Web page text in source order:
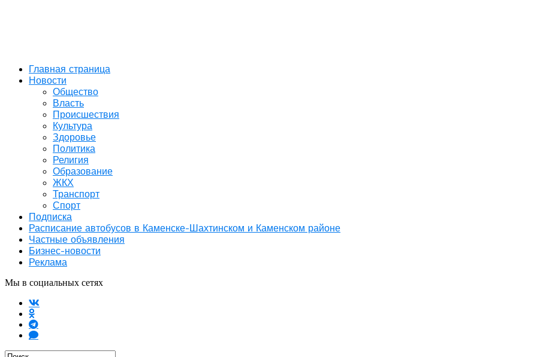
Главная страница
Новости
Общество
Власть
Происшествия
Культура
Здоровье
Политика
Религия
Образование
ЖКХ
Транспорт
Спорт
Подписка
Расписание автобусов в Каменске-Шахтинском и Каменском районе
Частные объявления
Бизнес-новости
Реклама
Мы в социальных сетях